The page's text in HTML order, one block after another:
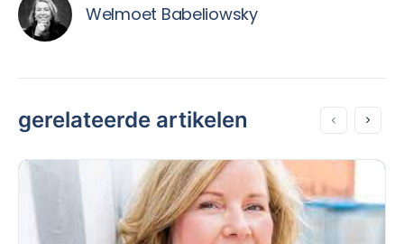
Welmoet Babeliowsky
gerelateerde artikelen